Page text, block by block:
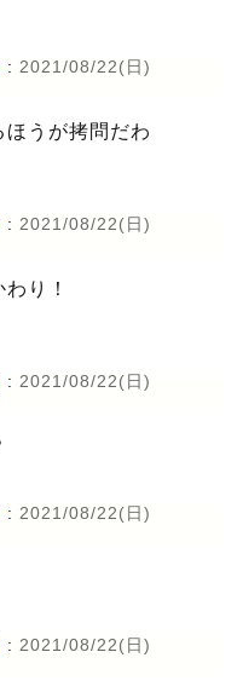
: 2021/08/22(日)
うが拷問だわ
: 2021/08/22(日)
り！
: 2021/08/22(日)
: 2021/08/22(日)
: 2021/08/22(日)